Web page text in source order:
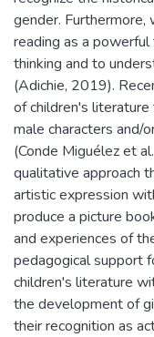
gender.
reading as a
thinking and to
(Adichie, 2019).
of children's
male characters and/
(Conde Miguélez et
qualitative approach
artistic expression
produce a picture
and experiences of
pedagogical support
children's literature
the development of
their recognition as